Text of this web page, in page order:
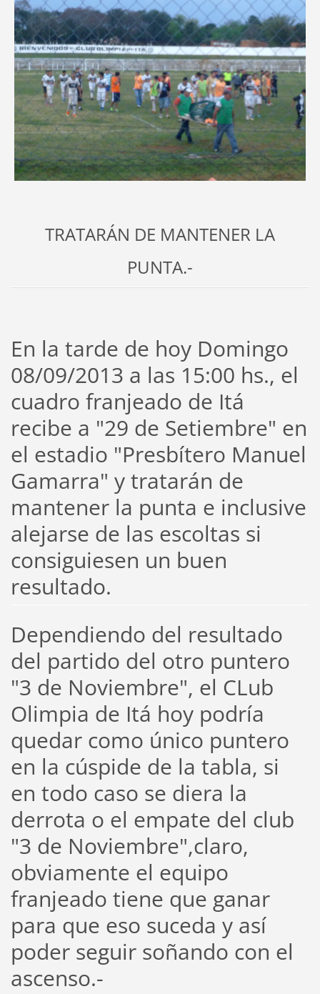
TRATARÁN DE MANTENER LA
PUNTA.-
En la tarde de hoy Domingo
08/09/2013 a las 15:00 hs., el
cuadro franjeado de Itá
recibe a "29 de Setiembre" en
el estadio "Presbítero Manuel
Gamarra" y tratarán de
mantener la punta e inclusive
alejarse de las escoltas si
consiguiesen un buen
resultado.
Dependiendo del resultado
del partido del otro puntero
"3 de Noviembre", el CLub
Olimpia de Itá hoy podría
quedar como único puntero
en la cúspide de la tabla, si
en todo caso se diera la
derrota o el empate del club
"3 de Noviembre",claro,
obviamente el equipo
franjeado tiene que ganar
para que eso suceda y así
poder seguir soñando con el
ascenso.-